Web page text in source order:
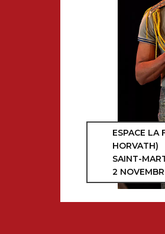
ESPACE LA
HORVATH)
SAINT-
2